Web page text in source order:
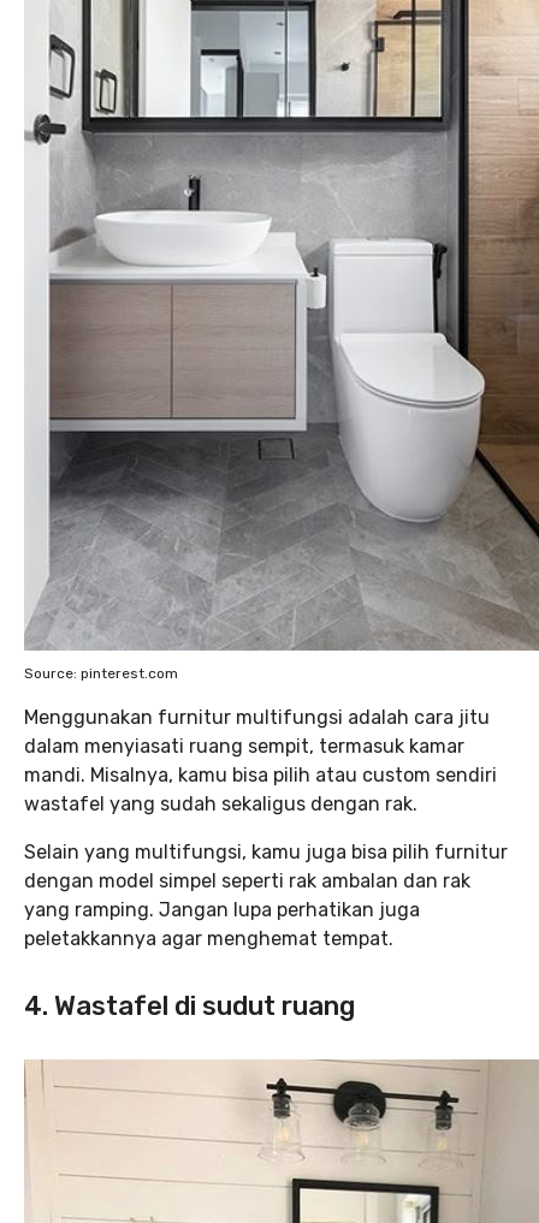
Source: pinterest.com
Menggunakan furnitur multifungsi adalah cara jitu
dalam menyiasati ruang sempit, termasuk kamar
mandi. Misalnya, kamu bisa pilih atau custom sendiri
wastafel yang sudah sekaligus dengan rak.
Selain yang multifungsi, kamu juga bisa pilih furnitur
dengan model simpel seperti rak ambalan dan rak
yang ramping. Jangan lupa perhatikan juga
peletakkannya agar menghemat tempat.
4. Wastafel di sudut ruang